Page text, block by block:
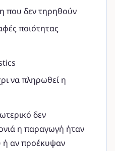
που δεν τηρηθούν
ποιότητας
να πληρωθεί η
δεν
η παραγωγή ήταν
ή αν προέκυψαν